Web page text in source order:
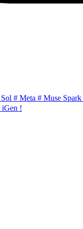
# Meta # Muse Spark
iGen !